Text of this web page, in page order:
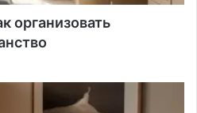
организовать